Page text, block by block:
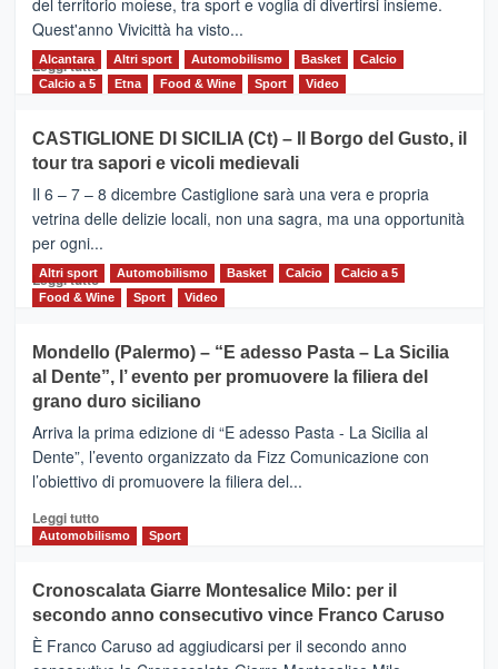
del territorio moiese, tra sport e voglia di divertirsi insieme.
Quest'anno Vivicittà ha visto...
Leggi tutto Leggi
MOIO
ALCANTARA
–
Vivicittà,
alla
scoperta
del
territorio,
e
messaggi
di
Alcantara Altri sport Automobilismo Basket
Calcio
Calcio a 5
Etna Food & Wine Sport Video
CASTIGLIONE DI SICILIA (Ct) – Il Borgo del Gusto, il
tour tra sapori e vicoli medievali
Il 6 – 7 – 8 dicembre Castiglione sarà una vera e propria
vetrina delle delizie locali, non una sagra, ma una opportunità
per ogni...
Leggi tuttoLeggi
di
CASTIGLIONE
DI
SICILIA
(Ct)
–
Il
Borgo
Gusto,
il
tra
sapori
vicoli
Altri sport Automobilismo Basket Calcio
Calcio a 5
Food & Wine
Sport Video
Mondello (Palermo) – “E adesso Pasta – La Sicilia
al Dente”, l’ evento per promuovere la filiera del
grano duro siciliano
Arriva la prima edizione di “E adesso Pasta - La Sicilia al
Dente”, l’evento organizzato da Fizz Comunicazione con
l’obiettivo di promuovere la filiera del...
Leggi tuttoLeggi
di
Mondello
(Palermo)
–
“E
Automobilismo Sport
Cronoscalata Giarre Montesalice Milo: per il
secondo anno consecutivo vince Franco Caruso
È Franco Caruso ad aggiudicarsi per il secondo anno